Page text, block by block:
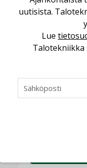
Yli miljoona
ilmanvaihtoa
KOLUMNI
Miten
KOLUMNI
Vesi- ja
uutisista.
Lue
Talotekniikka